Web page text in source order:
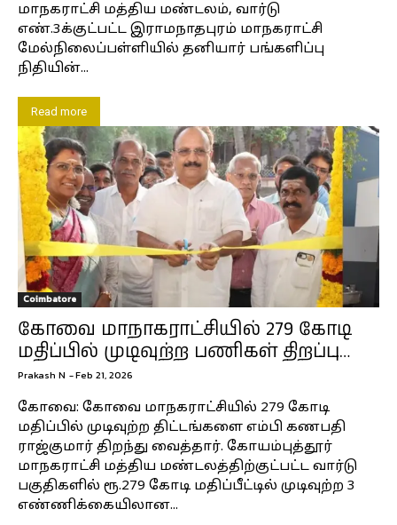
மாநகராட்சி மத்திய மண்டலம், வார்டு
எண்.3க்குட்பட்ட இராமநாதபுரம் மாநகராட்சி
மேல்நிலைப்பள்ளியில் தனியார் பங்களிப்பு
நிதியின்...
Read more
Coimbatore
கோவை மாநாகராட்சியில் 279 கோடி
மதிப்பில் முடிவுற்ற பணிகள் திறப்பு…
Prakash N -Feb 21, 2026
கோவை: கோவை மாநகராட்சியில் 279 கோடி
மதிப்பில் முடிவுற்ற திட்டங்களை எம்பி கணபதி
ராஜ்குமார் திறந்து வைத்தார். கோயம்புத்தூர்
மாநகராட்சி மத்திய மண்டலத்திற்குட்பட்ட வார்டு
பகுதிகளில் ரூ.279 கோடி மதிப்பீட்டில் முடிவுற்ற 3
எண்ணிக்கையிலான...